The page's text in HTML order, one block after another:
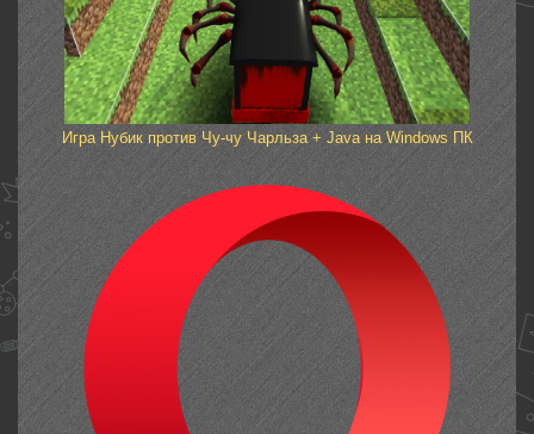
Игра Нубик против Чу-чу Чарльза + Java на Windows ПК